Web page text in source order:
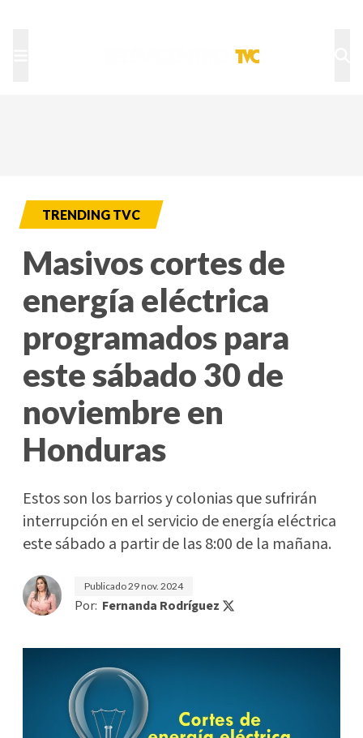
TRENDING TVC
Masivos cortes de
energía eléctrica
programados para
este sábado 30 de
noviembre en
Honduras
Estos son los barrios y colonias que sufrirán
interrupción en el servicio de energía eléctrica
este sábado a partir de las 8:00 de la mañana.
Publicado29 nov. 2024
Por: Fernanda Rodríguez